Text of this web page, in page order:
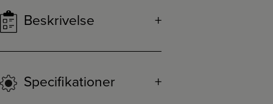
Beskrivelse
Specifikationer